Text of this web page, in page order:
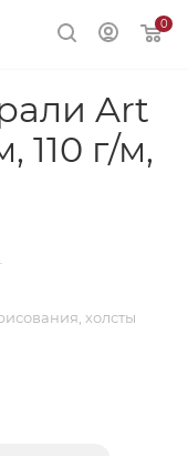
0
Art
110 г/м,
холсты